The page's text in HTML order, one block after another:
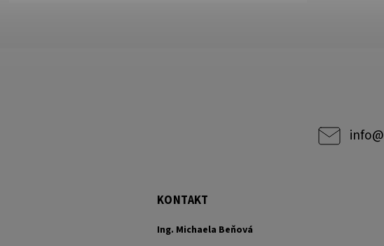
info@
KONTAKT
Ing. Michaela Beňová